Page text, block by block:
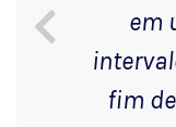
em
fim